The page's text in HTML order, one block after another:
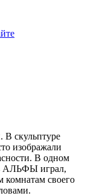
В скульптуре
изображали
В одном
АЛЬФЫ играл,
комнатам своего